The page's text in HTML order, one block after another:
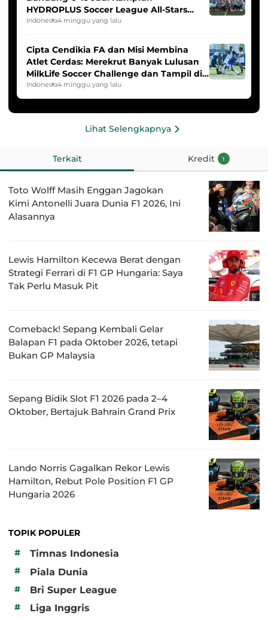
HYDROPLUS Soccer League All-Stars
2025/2026
Indonesia4 minggu yang lalu
Cipta Cendikia FA dan Misi Membina
Atlet Cerdas: Merekrut Banyak Lulusan
MilkLife Soccer Challenge dan Tampil di
HYDROPLUS Soccer League
Indonesia4 minggu yang lalu
Lihat Selengkapnya
Terkait Kredit 1
Toto Wolff Masih Enggan Jagokan
Kimi Antonelli Juara Dunia F1 2026, Ini
Alasannya
Lewis Hamilton Kecewa Berat dengan
Strategi Ferrari di F1 GP Hungaria: Saya
Tak Perlu Masuk Pit
Comeback! Sepang Kembali Gelar
Balapan F1 pada Oktober 2026, tetapi
Bukan GP Malaysia
Sepang Bidik Slot F1 2026 pada 2–4
Oktober, Bertajuk Bahrain Grand Prix
Lando Norris Gagalkan Rekor Lewis
Hamilton, Rebut Pole Position F1 GP
Hungaria 2026
TOPIK POPULER
#
Timnas Indonesia
# Piala Dunia
# Bri Super League
# Liga Inggris